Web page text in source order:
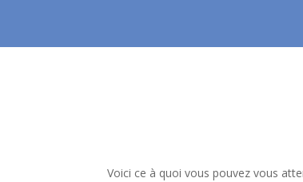
Voici ce à quoi vous pouvez vous